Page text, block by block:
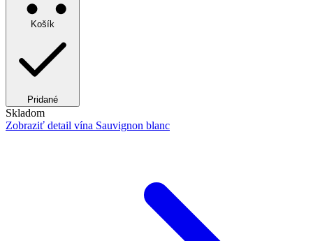
Košík
Pridané
Skladom
Zobraziť detail vína Sauvignon blanc